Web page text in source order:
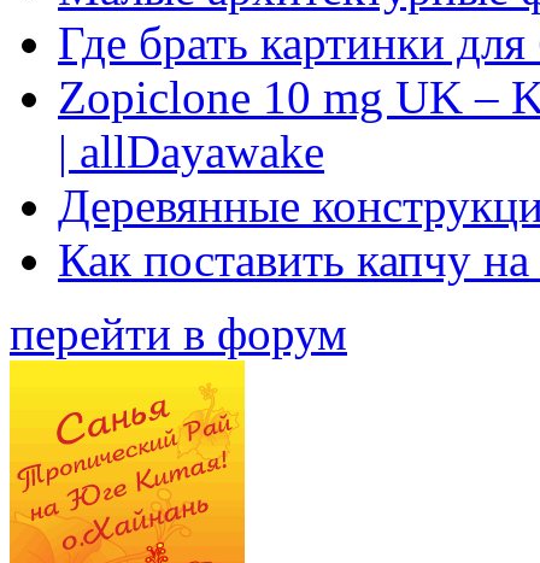
Где брать картинки
Zopiclone 10 mg UK –
| allDayawake
Деревянные
Как поставить капчу
перейти в форум